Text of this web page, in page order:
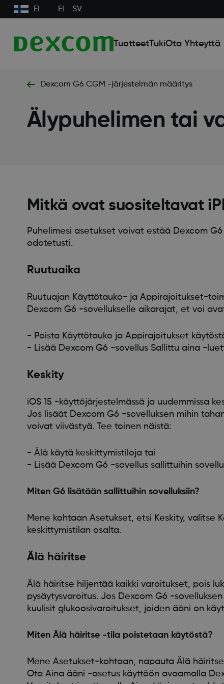
FI FI SV
TuotteetTukiOta Yhteyttä
Dexcom G6 CGM -järjestelmän määritys
Älypuhelimen tai
Mitkä ovat suositeltavat
Puhelimesi asetukset voivat estää Dexcom
odotetusti.
Ruutuaika
Ruutuajan Käyttötauko- ja Appirajoitukset-
Dexcom G6 -sovellukselle aikarajat, et voi
- Poista Käyttötauko ja Appirajoitukset
- Lisää Dexcom G6 -sovellus Sallittu aina -
Keskity
iOS 15 -käyttöjärjestelmässä ja uudemmissa
Jos lisäät Dexcom G6 -sovelluksen mihin
voivat viivästyä. Tee toinen näistä:
- Älä käytä keskittymistiloja tai
- Lisää Dexcom G6 -sovellus sallittuihin
Miten G6 lisätään sallittuihin sovelluksiin?
Mene kohtaan Asetukset, etsi Keskity, valitse
keskittymistilan osalta.
Älä häiritse
Älä häiritse hiljentää kaikki varoitukset, pois
pysäytysvaroitus. Jos Dexcom G6 -
kuulisit glukoosivaroitukset, joiden ääni on
Miten Älä häiritse -tila poistetaan käytöstä?
Mene Asetukset-kohtaan, napauta Älä
Ota Aina ääni -asetus käyttöön avaamalla